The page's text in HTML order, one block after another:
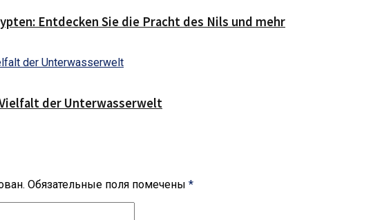
Entdecken Sie die Pracht des Nils und mehr
der Unterwasserwelt
Обязательные поля помечены *